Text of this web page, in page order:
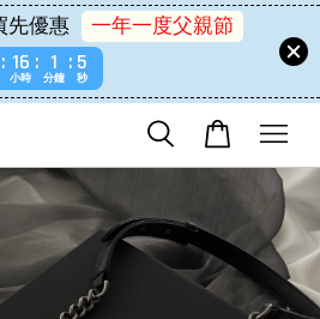
先優惠
一年一度父親節
16
小時
1
分鐘
5
秒